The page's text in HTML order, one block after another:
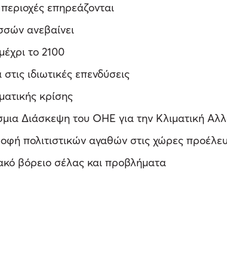
επηρεάζονται
ανεβαίνει
το 2100
ιδιωτικές επενδύσεις
κρίσης
Διάσκεψη του ΟΗΕ για την Κλιματική
πολιτιστικών αγαθών στις χώρες
βόρειο σέλας και προβλήματα